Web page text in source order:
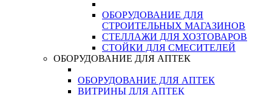
ОБОРУДОВАНИЕ ДЛЯ
СТРОИТЕЛЬНЫХ МАГАЗИНОВ
СТЕЛЛАЖИ ДЛЯ ХОЗТОВАРОВ
СТОЙКИ ДЛЯ СМЕСИТЕЛЕЙ
ОБОРУДОВАНИЕ ДЛЯ АПТЕК
ОБОРУДОВАНИЕ ДЛЯ АПТЕК
ВИТРИНЫ ДЛЯ АПТЕК